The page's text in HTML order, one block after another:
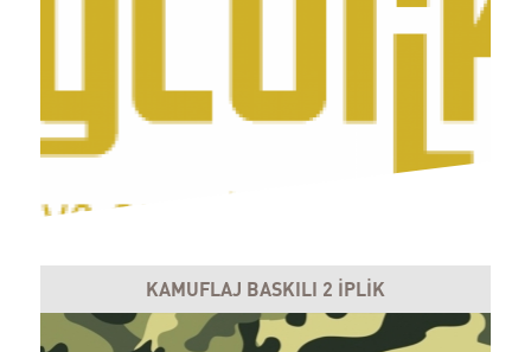
KAMUFLAJ BASKILI 2 İPLİK